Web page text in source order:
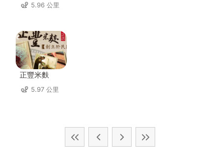
5.96 公里
正豐米麩
5.97 公里